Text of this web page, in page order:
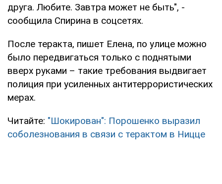
друга. Любите. Завтра может не быть", -
сообщила Спирина в соцсетях.
После теракта, пишет Елена, по улице можно
было передвигаться только с поднятыми
вверх руками – такие требования выдвигает
полиция при усиленных антитеррористических
мерах.
Читайте: "Шокирован": Порошенко выразил
соболезнования в связи с терактом в Ницце